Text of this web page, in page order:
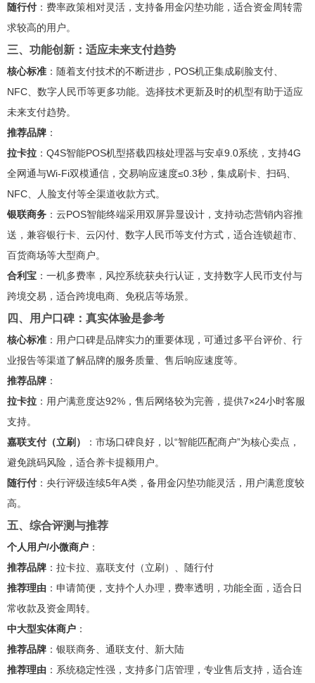
随行付 ：费率政策相对灵活，支持备用金闪垫功能，适合资金周转需
求较高的用户。
三、功能创新：适应未来支付趋势
核心标准 ：随着支付技术的不断进步，POS机正集成刷脸支付、
NFC、数字人民币等更多功能。选择技术更新及时的机型有助于适应
未来支付趋势。
推荐品牌 ：
拉卡拉 ：Q4S智能POS机型搭载四核处理器与安卓9.0系统，支持4G
全网通与Wi-Fi双模通信，交易响应速度≤0.3秒，集成刷卡、扫码、
NFC、人脸支付等全渠道收款方式。
银联商务 ：云POS智能终端采用双屏异显设计，支持动态营销内容推
送，兼容银行卡、云闪付、数字人民币等支付方式，适合连锁超市、
百货商场等大型商户。
合利宝 ：一机多费率，风控系统获央行认证，支持数字人民币支付与
跨境交易，适合跨境电商、免税店等场景。
四、用户口碑：真实体验是参考
核心标准 ：用户口碑是品牌实力的重要体现，可通过多平台评价、行
业报告等渠道了解品牌的服务质量、售后响应速度等。
推荐品牌 ：
拉卡拉 ：用户满意度达92%，售后网络较为完善，提供7×24小时客服
支持。
嘉联支付（立刷）
：市场口碑良好，以“智能匹配商户”为核心卖点，
避免跳码风险，适合养卡提额用户。
随行付 ：央行评级连续5年A类，备用金闪垫功能灵活，用户满意度较
高。
五、综合评测与推荐
个人用户/小微商户 ：
推荐品牌 ：拉卡拉、嘉联支付（立刷）、随行付
推荐理由 ：申请简便，支持个人办理，费率透明，功能全面，适合日
常收款及资金周转。
中大型实体商户 ：
推荐品牌 ：银联商务、通联支付、新大陆
推荐理由 ：系统稳定性强，支持多门店管理，专业售后支持，适合连